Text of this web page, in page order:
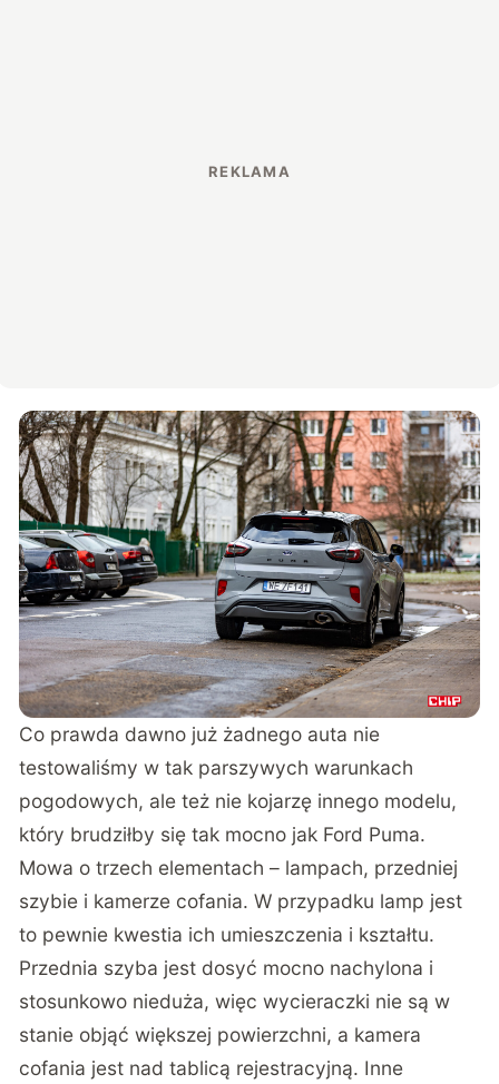
Co prawda dawno już żadnego auta nie
testowaliśmy w tak parszywych warunkach
pogodowych, ale też nie kojarzę innego modelu,
który brudziłby się tak mocno jak Ford Puma.
Mowa o trzech elementach – lampach, przedniej
szybie i kamerze cofania. W przypadku lamp jest
to pewnie kwestia ich umieszczenia i kształtu.
Przednia szyba jest dosyć mocno nachylona i
stosunkowo nieduża, więc wycieraczki nie są w
stanie objąć większej powierzchni, a kamera
cofania jest nad tablicą rejestracyjną. Inne